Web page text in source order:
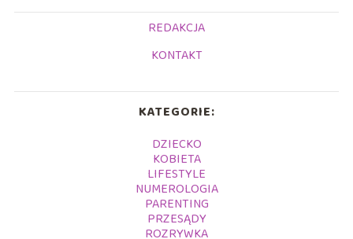
REDAKCJA
KONTAKT
KATEGORIE:
DZIECKO
KOBIETA
LIFESTYLE
NUMEROLOGIA
PARENTING
PRZESĄDY
ROZRYWKA